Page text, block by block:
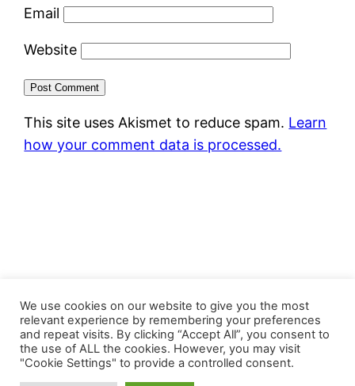
Email
Website
This site uses Akismet to reduce spam. Learn
how your comment data is processed.
Proudly powered byWordPress
We use cookies on our website to give you the most
relevant experience by remembering your preferences
and repeat visits. By clicking “Accept All”, you consent to
the use of ALL the cookies. However, you may visit
"Cookie Settings" to provide a controlled consent.